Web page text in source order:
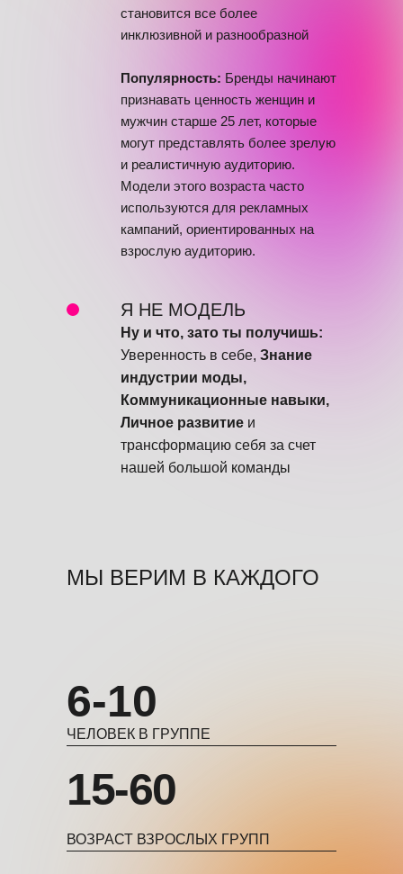
становится все более
инклюзивной и разнообразной
Популярность: Бренды начинают
признавать ценность женщин и
мужчин старше 25 лет, которые
могут представлять более зрелую
и реалистичную аудиторию.
Модели этого возраста часто
используются для рекламных
кампаний, ориентированных на
взрослую аудиторию.
Ну и что, зато ты получишь:
Уверенность в себе, Знание
индустрии моды,
Коммуникационные навыки,
Личное развитие и
трансформацию себя за счет
нашей большой команды
Я НЕ МОДЕЛЬ
МЫ ВЕРИМ В КАЖДОГО
6-10
ЧЕЛОВЕК В ГРУППЕ
15-60
ВОЗРАСТ ВЗРОСЛЫХ ГРУПП